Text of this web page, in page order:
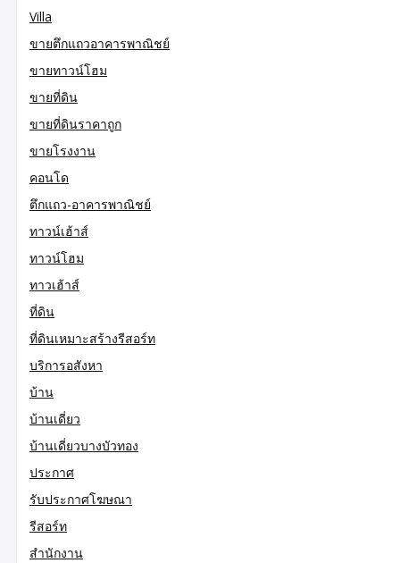
Villa
ขายตึกแถวอาคารพาณิชย์
ขายทาวน์โฮม
ขายที่ดิน
ขายที่ดินราคาถูก
ขายโรงงาน
คอนโด
ตึกแถว-อาคารพาณิชย์
ทาวน์เฮ้าส์
ทาวน์โฮม
ทาวเฮ้าส์
ที่ดิน
ที่ดินเหมาะสร้างรีสอร์ท
บริการอสังหา
บ้าน
บ้านเดี่ยว
บ้านเดี่ยวบางบัวทอง
ประกาศ
รับประกาศโฆษณา
รีสอร์ท
สำนักงาน